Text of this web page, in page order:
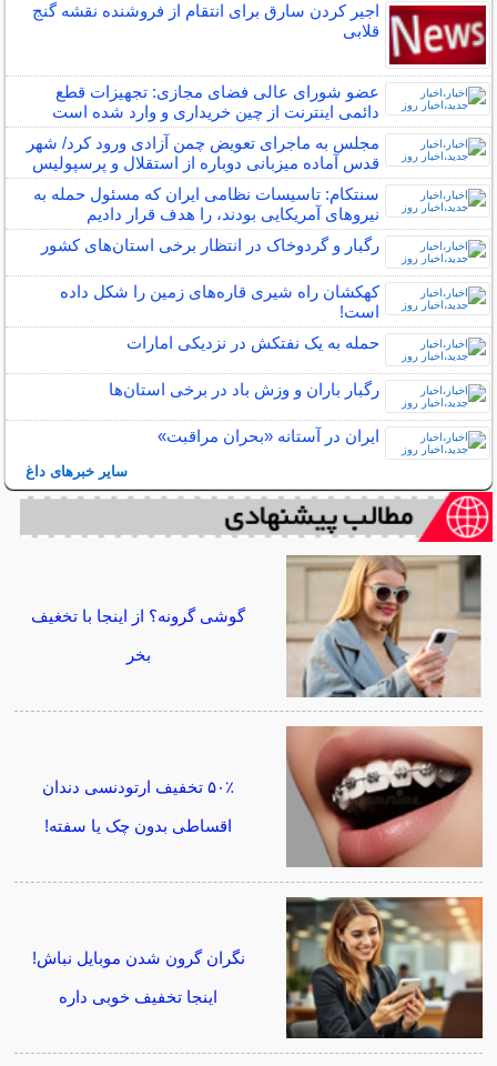
اجیر کردن سارق برای انتقام از فروشنده نقشه گنج
قلابی
عضو شورای عالی فضای مجازی: تجهیزات قطع
دائمی اینترنت از چین خریداری و وارد شده است
مجلس به ماجرای تعویض چمن آزادی ورود کرد/ شهر
قدس آماده میزبانی دوباره از استقلال و پرسپولیس
سنتکام: تاسیسات نظامی ایران که مسئول حمله به
نیروهای آمریکایی بودند، را هدف قرار دادیم
رگبار و گردوخاک در انتظار برخی استان‌های کشور
کهکشان راه شیری قاره‌های زمین را شکل داده
است!
حمله به یک نفتکش در نزدیکی امارات
رگبار باران و وزش باد در برخی استان‌ها
ایران در آستانه «بحران مراقبت»
سایر خبرهای داغ
گوشی گرونه؟ از اینجا با تخغیف
بخر
۵۰٪ تخفیف ارتودنسی دندان
اقساطی بدون چک یا سفته!
نگران گرون شدن موبایل نباش!
اینجا تخفیف خوبی داره